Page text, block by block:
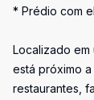
* Prédio com
Localizado em
está próximo
restaurantes,